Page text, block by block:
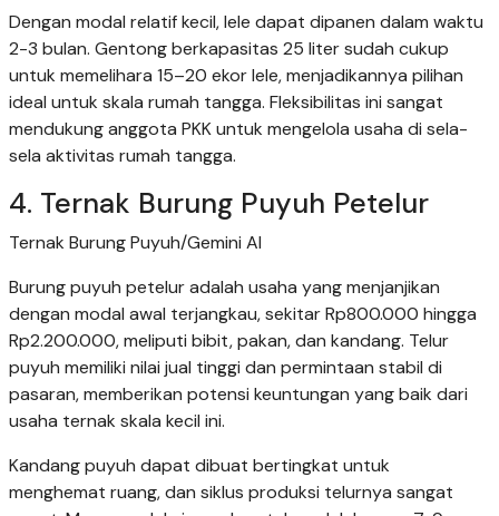
Dengan modal relatif kecil, lele dapat dipanen dalam waktu
2-3 bulan. Gentong berkapasitas 25 liter sudah cukup
untuk memelihara 15–20 ekor lele, menjadikannya pilihan
ideal untuk skala rumah tangga. Fleksibilitas ini sangat
mendukung anggota PKK untuk mengelola usaha di sela-
sela aktivitas rumah tangga.
4. Ternak Burung Puyuh Petelur
Ternak Burung Puyuh/Gemini AI
Burung puyuh petelur adalah usaha yang menjanjikan
dengan modal awal terjangkau, sekitar Rp800.000 hingga
Rp2.200.000, meliputi bibit, pakan, dan kandang. Telur
puyuh memiliki nilai jual tinggi dan permintaan stabil di
pasaran, memberikan potensi keuntungan yang baik dari
usaha ternak skala kecil ini.
Kandang puyuh dapat dibuat bertingkat untuk
menghemat ruang, dan siklus produksi telurnya sangat